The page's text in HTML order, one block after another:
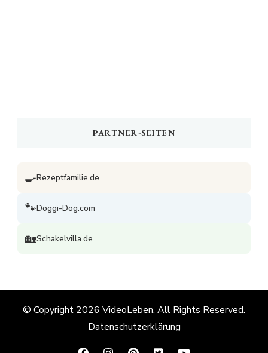
PARTNER-SEITEN
🍳Rezeptfamilie.de
🐾Doggi-Dog.com
🏡Schakelvilla.de
© Copyright 2026 VideoLeben. All Rights Reserved.
Datenschutzerklärung